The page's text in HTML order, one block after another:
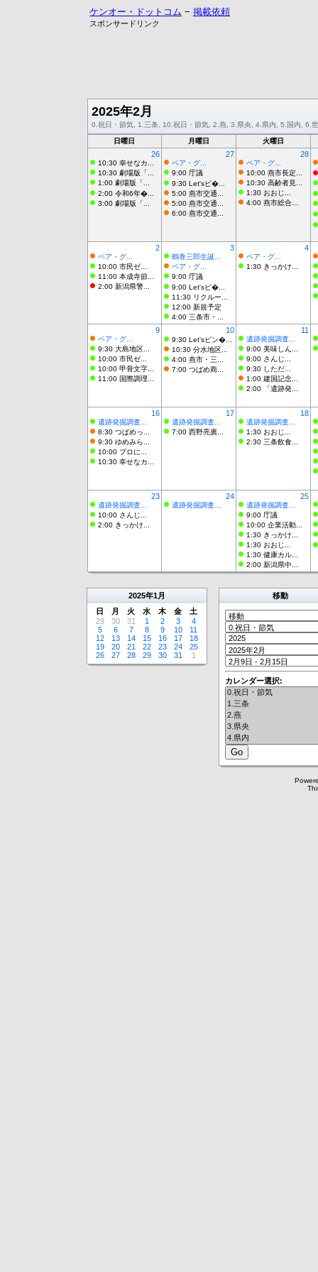
ケンオー・ドットコム − 掲載依頼
スポンサードリンク
2025年2月
0.祝日・節気, 1.三条, 10.祝日・節気, 2.燕, 3.県央, 4.県内, 5.国内, 6.
日曜日 月曜日 火曜日
26
10:30 幸せなカ...
10:30 劇場版「...
1:00 劇場版「...
2:00 令和6年�...
3:00 劇場版「...
27
ペア・グ...
9:00 庁議
9:30 Let'sピ�...
5:00 燕市交通...
5:00 燕市交通...
6:00 燕市交通...
28
ペア・グ...
10:00 燕市長定...
10:30 高齢者見...
1:30 おおじ...
4:00 燕市総合...
2
ペア・グ...
10:00 市民ゼ...
11:00 本成寺節...
2:00 新潟県警...
3
鶴巻三郎生誕...
ペア・グ...
9:00 庁議
9:00 Let'sピ�...
11:30 リクルー...
12:00 新規予定
4:00 三条市・...
4
ペア・グ...
1:30 きっかけ...
9
ペア・グ...
9:30 大島地区...
10:00 市民ゼ...
10:00 甲骨文字...
11:00 国際調理...
10
9:30 Let'sピン�...
10:30 分水地区...
4:00 燕市・三...
7:00 つばめ商...
11
遺跡発掘調査...
9:00 美味しん...
9:00 さんじ...
9:30 しただ...
1:00 建国記念...
2:00 「遺跡発...
16
遺跡発掘調査...
8:30 つばめっ...
9:30 ゆめみら...
10:00 プロに...
10:30 幸せなカ...
17
遺跡発掘調査...
7:00 西野亮廣...
18
遺跡発掘調査...
1:30 おおじ...
2:30 三条飲食...
23
遺跡発掘調査...
10:00 さんじ...
2:00 きっかけ...
24
遺跡発掘調査...
25
遺跡発掘調査...
9:00 庁議
10:00 企業活動...
1:30 きっかけ...
1:30 おおじ...
1:30 健康カル...
2:00 新潟県中...
2025年1月
日
月 火 水 木 金
土
29
30 31 1 2 3
4
5
6 7 8 9 10
11
12
13 14 15 16 17
18
19
20 21 22 23 24
25
26
27 28 29 30 31 1
移動
カレンダー選択: